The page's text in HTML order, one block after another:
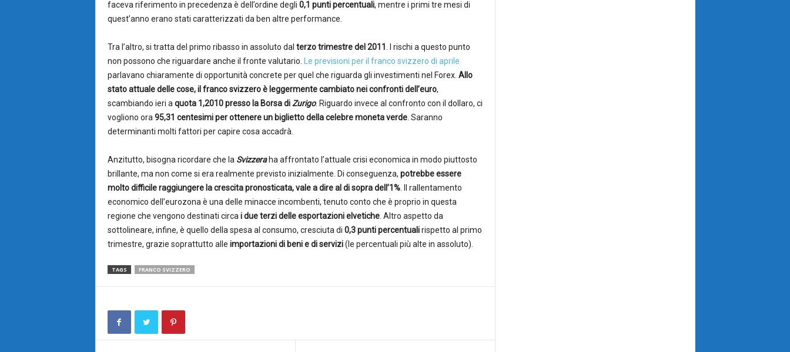
faceva riferimento in precedenza è dell’ordine degli 0,1 punti percentuali, mentre i primi tre mesi di
quest’anno erano stati caratterizzati da ben altre performance.
Tra l’altro, si tratta del primo ribasso in assoluto dal terzo trimestre del 2011
. I rischi a questo punto
non possono che riguardare anche il fronte valutario.
Le previsioni per il franco svizzero di aprile
parlavano chiaramente di opportunità concrete per quel che riguarda gli investimenti nel Forex. Allo
stato attuale delle cose, il franco svizzero è leggermente cambiato nei confronti dell’euro,
scambiando ieri a quota 1,2010 presso la Borsa di Zurigo. Riguardo invece al confronto con il dollaro, ci
vogliono ora 95,31 centesimi per ottenere un biglietto della celebre moneta verde. Saranno
determinanti molti fattori per capire cosa accadrà.
Anzitutto, bisogna ricordare che la Svizzeraha affrontato l’attuale crisi economica in modo piuttosto
brillante, ma non come si era realmente previsto inizialmente. Di conseguenza, potrebbe essere
molto difficile raggiungere la crescita pronosticata, vale a dire al di sopra dell’1%. Il rallentamento
economico dell’eurozona è una delle minacce incombenti, tenuto conto che è proprio in questa
regione che vengono destinati circa i due terzi delle esportazioni elvetiche. Altro aspetto da
sottolineare, infine, è quello della spesa al consumo, cresciuta di 0,3 punti percentualirispetto al primo
trimestre, grazie soprattutto alle importazioni di beni e di servizi(le percentuali più alte in assoluto).
TAGS FRANCO SVIZZERO